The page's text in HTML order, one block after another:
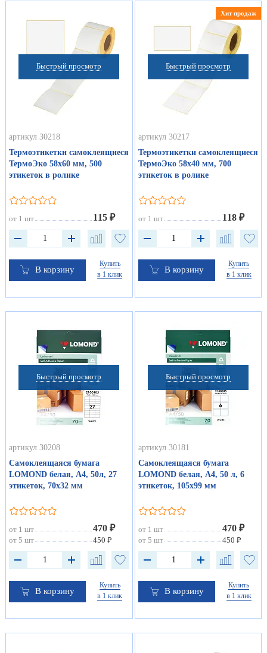
Быстрый просмотр
артикул 30218
Термоэтикетки самоклеящиеся
ТермоЭко 58х60 мм, 500
этикеток в ролике
от 1 шт 115 ₽
В корзину
Купить
в 1 клик
Быстрый просмотр
Хит продаж
артикул 30217
Термоэтикетки самоклеящиеся
ТермоЭко 58х40 мм, 700
этикеток в ролике
от 1 шт 118 ₽
В корзину
Купить
в 1 клик
Быстрый просмотр
артикул 30208
Самоклеящаяся бумага
LOMOND белая, А4, 50л, 27
этикеток, 70х32 мм
от 1 шт 470 ₽
от 5 шт 450 ₽
В корзину
Купить
в 1 клик
Быстрый просмотр
артикул 30181
Самоклеящаяся бумага
LOMOND белая, А4, 50 л, 6
этикеток, 105х99 мм
от 1 шт 470 ₽
от 5 шт 450 ₽
В корзину
Купить
в 1 клик